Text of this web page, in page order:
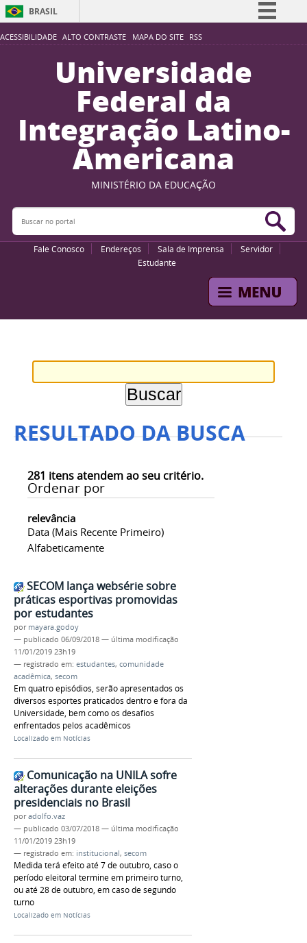
ACESSIBILIDADE ALTO CONTRASTE MAPA DO SITE RSS
BRASIL
Simplifique!
Participe
Acesso à informação
Legislação
Canais
Universidade
Federal da
Integração Latino-
Americana
MINISTÉRIO DA EDUCAÇÃO
Buscar no portal
Fale Conosco Endereços Sala de Imprensa
Servidor
Estudante
RESULTADO DA BUSCA
281 itens atendem ao seu critério.
Ordenar por
relevância
Data (mais Recente Primeiro)
Alfabeticamente
SECOM lança websérie sobre
práticas esportivas promovidas
por estudantes
por mayara.godoy
— publicado 06/09/2018 — última modificação
11/01/2019 23h19
— registrado em: estudantes, comunidade
acadêmica, secom
Em quatro episódios, serão apresentados os
diversos esportes praticados dentro e fora da
Universidade, bem como os desafios
enfrentados pelos acadêmicos
Localizado em Notícias
Comunicação na UNILA sofre
alterações durante eleições
presidenciais no Brasil
poradolfo.vaz
— publicado 03/07/2018 — última modificação
11/01/2019 23h19
— registrado em: institucional, secom
Medida terá efeito até 7 de outubro, caso o
período eleitoral termine em primeiro turno,
ou até 28 de outubro, em caso de segundo
turno
Localizado em Notícias